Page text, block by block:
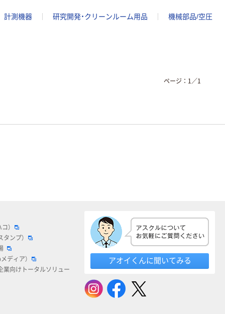
計測機器 研究開発・クリーンルーム用品
機械部品/空圧
ページ： 1 ／1
）
タンプ）
ディア）
業向けトータルソリュー
アオイくんに聞いてみる